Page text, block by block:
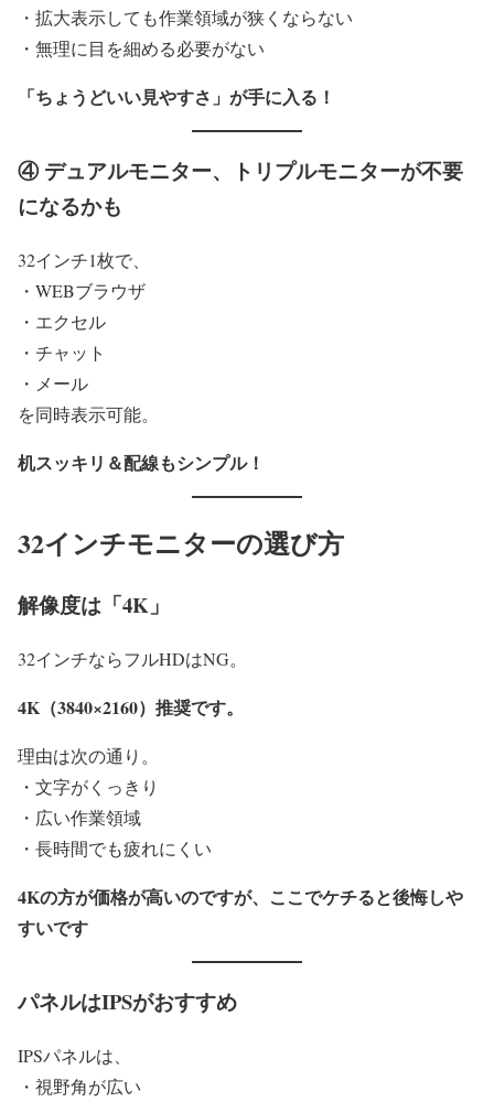
・拡大表示しても作業領域が狭くならない
・無理に目を細める必要がない
「ちょうどいい見やすさ」が手に入る！
④ デュアルモニター、トリプルモニターが不要
になるかも
32インチ1枚で、
・WEBブラウザ
・エクセル
・チャット
・メール
を同時表示可能。
机スッキリ＆配線もシンプル！
32インチモニターの選び方
解像度は「4K」
32インチならフルHDはNG。
4K（3840×2160）推奨です。
理由は次の通り。
・文字がくっきり
・広い作業領域
・長時間でも疲れにくい
4Kの方が価格が高いのですが、ここでケチると後悔しや
すいです
パネルはIPSがおすすめ
IPSパネルは、
・視野角が広い